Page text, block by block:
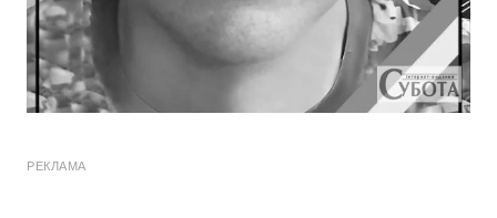
РЕКЛАМА